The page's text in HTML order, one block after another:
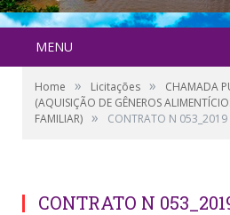
MENU
Home » Licitações »
CHAMADA
(AQUISIÇÃO DE GÊNEROS
FAMILIAR) » CONTRATO N 053_2019
CONTRATO N